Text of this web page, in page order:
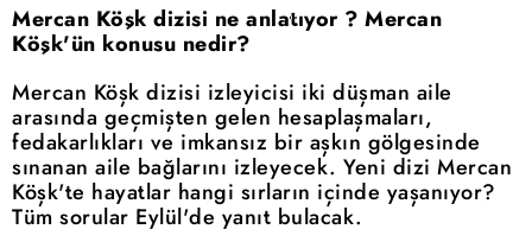
Mercan Köşk dizisi ne anlatıyor ? Mercan
Köşk'ün konusu nedir?
Mercan Köşk dizisi izleyicisi iki düşman aile
arasında geçmişten gelen hesaplaşmaları,
fedakarlıkları ve imkansız bir aşkın gölgesinde
sınanan aile bağlarını izleyecek. Yeni dizi Mercan
Köşk'te hayatlar hangi sırların içinde yaşanıyor?
Tüm sorular Eylül'de yanıt bulacak.